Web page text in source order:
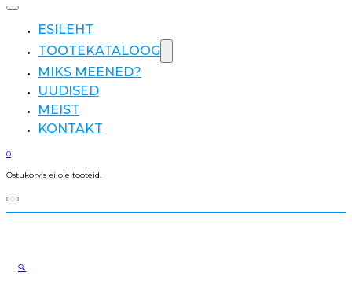
ESILEHT
TOOTEKATALOOG
MIKS MEENED?
UUDISED
MEIST
KONTAKT
0
Ostukorvis ei ole tooteid.
🔍